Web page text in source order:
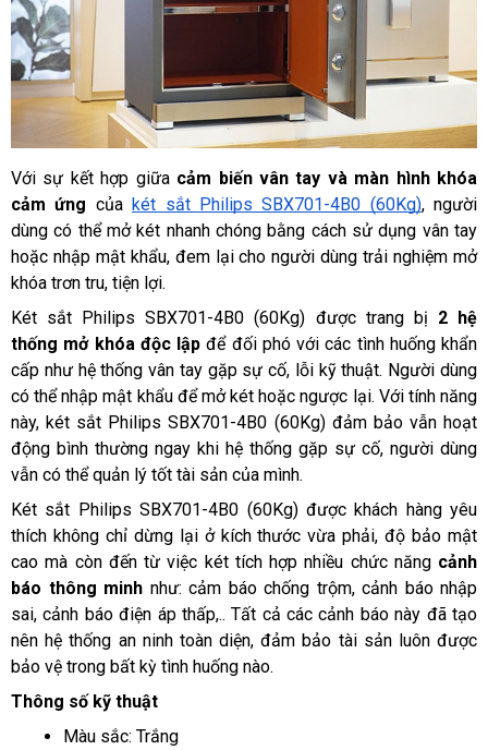
Với sự kết hợp giữa cảm biến vân tay và màn hình khóa
cảm ứng của két sắt Philips SBX701-4B0 (60Kg), người
dùng có thể mở két nhanh chóng bằng cách sử dụng vân tay
hoặc nhập mật khẩu, đem lại cho người dùng trải nghiệm mở
khóa trơn tru, tiện lợi.
Két sắt Philips SBX701-4B0 (60Kg) được trang bị 2 hệ
thống mở khóa độc lập để đối phó với các tình huống khẩn
cấp như hệ thống vân tay gặp sự cố, lỗi kỹ thuật. Người dùng
có thể nhập mật khẩu để mở két hoặc ngược lại. Với tính năng
này, két sắt Philips SBX701-4B0 (60Kg) đảm bảo vẫn hoạt
động bình thường ngay khi hệ thống gặp sự cố, người dùng
vẫn có thể quản lý tốt tài sản của mình.
Két sắt Philips SBX701-4B0 (60Kg) được khách hàng yêu
thích không chỉ dừng lại ở kích thước vừa phải, độ bảo mật
cao mà còn đến từ việc két tích hợp nhiều chức năng cảnh
báo thông minh như: cảm báo chống trộm, cảnh báo nhập
sai, cảnh báo điện áp thấp,.. Tất cả các cảnh báo này đã tạo
nên hệ thống an ninh toàn diện, đảm bảo tài sản luôn được
bảo vệ trong bất kỳ tình huống nào.
Thông số kỹ thuật
Màu sắc: Trắng